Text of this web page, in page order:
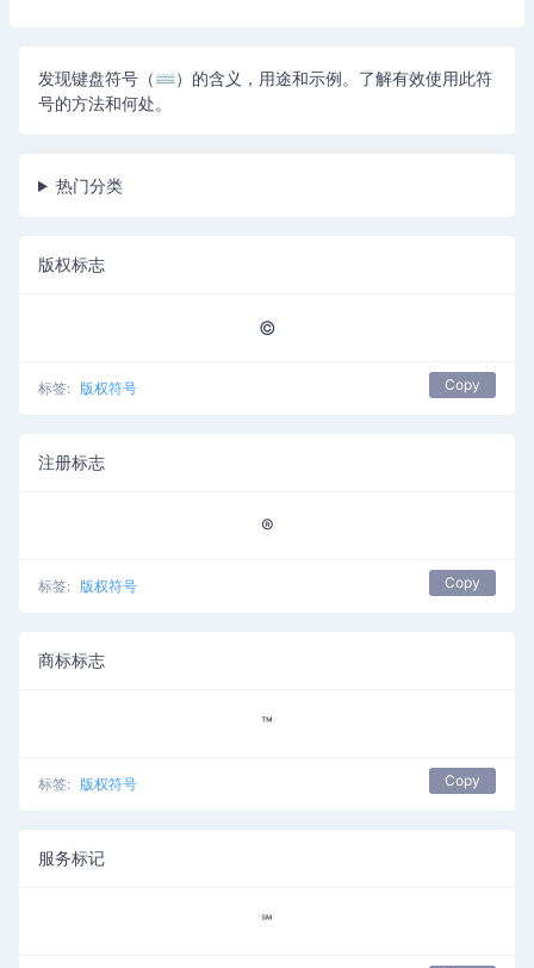
发现键盘符号（⌨）的含义，用途和示例。了解有效使用此符
号的方法和何处。
热门分类
版权标志
©
标签: 版权符号 Copy
注册标志
®
标签: 版权符号 Copy
商标标志
™
标签: 版权符号 Copy
服务标记
℠